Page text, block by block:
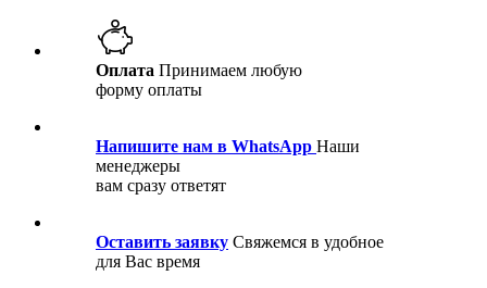
Оплата Принимаем любую
форму оплаты
Напишите нам в WhatsApp Наши
менеджеры
вам сразу ответят
Оставить заявку Свяжемся в удобное
для Вас время